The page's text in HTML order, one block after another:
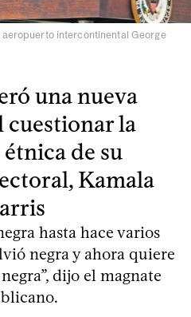
aeropuerto intercontinental George
una nueva
cuestionar la
de su
Kamala
hasta hace varios
negra y ahora quiere
dijo el magnate